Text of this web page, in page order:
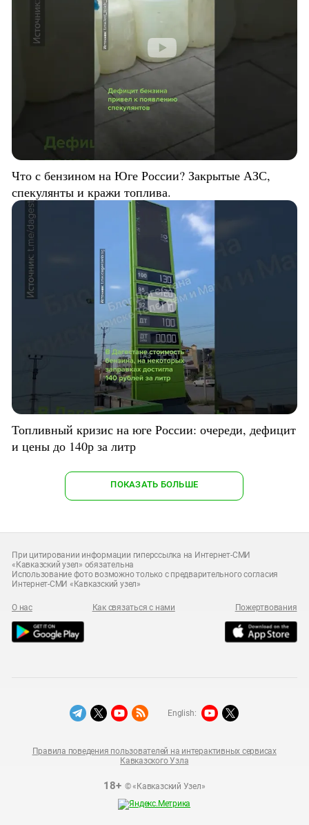
Что с бензином на Юге России? Закрытые АЗС,
спекулянты и кражи топлива.
Топливный кризис на юге России: очереди, дефицит
и цены до 140р за литр
ПОКАЗАТЬ БОЛЬШЕ
При цитировании информации гиперссылка на Интернет-СМИ
«Кавказский узел» обязательна
Использование фото возможно только с предварительного согласия
Интернет-СМИ «Кавказский узел»
О нас Как связаться с нами Пожертвования
18+© «Кавказский Узел»
Правила поведения пользователей на интерактивных сервисах
Кавказского Узла
English: